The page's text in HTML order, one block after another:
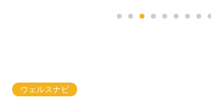
ウェルスナビ